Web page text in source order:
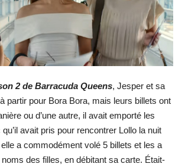
2 de Barracuda Queens, Jesper et sa
partir pour Bora Bora, mais leurs billets ont
ou d’une autre, il avait emporté les
avait pris pour rencontrer Lollo la nuit
a commodément volé 5 billets et les a
des filles, en débitant sa carte. Était-